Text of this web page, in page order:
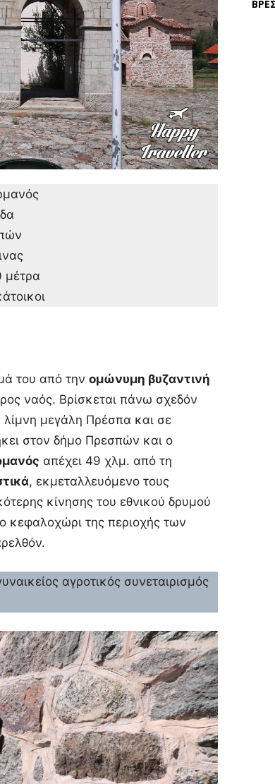
μέτρα
του από την ομώνυμη βυζαντινή
ναός. Βρίσκεται πάνω σχεδόν
μεγάλη Πρέσπα και σε
στον δήμο Πρεσπών και ο
απέχει 49 χλμ. από τη
, εκμεταλλευόμενο τους
κίνησης του εθνικού δρυμού
κεφαλοχώρι της περιοχής των
αγροτικός συνεταιρισμός